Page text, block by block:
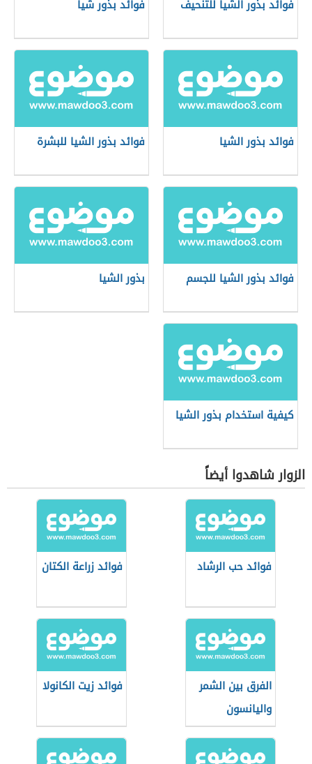
فوائد بذور الشيا للتنحيف فوائد بذور شيا
فوائد بذور الشيا فوائد بذور الشيا للبشرة
فوائد بذور الشيا للجسم بذور الشيا
كيفية استخدام بذور الشيا
الزوار شاهدوا أيضاً
فوائد حب الرشاد فوائد زراعة الكتان
الفرق بين الشمر
واليانسون
فوائد زيت الكانولا